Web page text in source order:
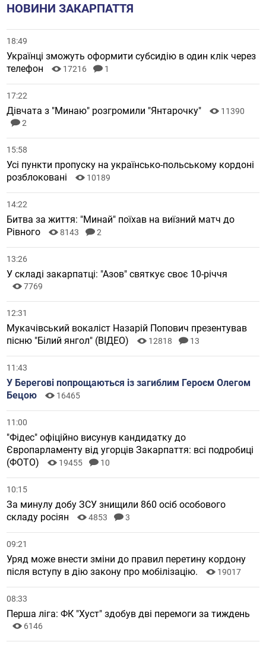
НОВИНИ ЗАКАРПАТТЯ
18:49
Українці зможуть оформити субсидію в один клік через
телефон
17216 1
17:22
Дівчата з "Минаю" розгромили "Янтарочку"
11390
2
15:58
Усі пункти пропуску на українсько-польському кордоні
розблоковані
10189
14:22
Битва за життя: "Минай" поїхав на виїзний матч до
Рівного
8143 2
13:26
У складі закарпатці: "Азов" святкує своє 10-річчя
7769
12:31
Мукачівський вокаліст Назарій Попович презентував
пісню "Білий янгол" (ВІДЕО)
12818 13
11:43
У Берегові попрощаються із загиблим Героєм Олегом
Бецою
16465
11:00
"Фідес" офіційно висунув кандидатку до
Європарламенту від угорців Закарпаття: всі подробиці
(ФОТО)
19455 10
10:15
За минулу добу ЗСУ знищили 860 осіб особового
складу росіян
4853 3
09:21
Уряд може внести зміни до правил перетину кордону
після вступу в дію закону про мобілізацію.
19017
08:33
Перша ліга: ФК "Хуст" здобув дві перемоги за тиждень
6146